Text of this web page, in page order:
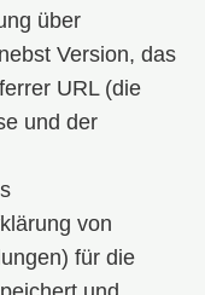
über
Version, das
URL (die
und der
von
für die